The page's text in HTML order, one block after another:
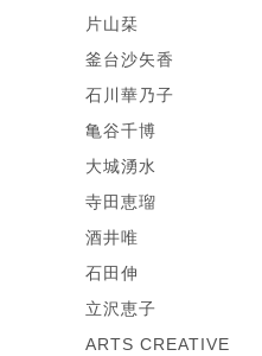
片山栞
釜台沙矢香
石川華乃子
亀谷千博
大城湧水
寺田恵瑠
酒井唯
石田伸
立沢恵子
ARTS CREATIVE